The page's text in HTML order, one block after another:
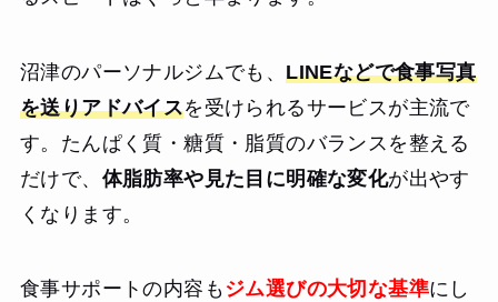
沼津のパーソナルジムでも、LINEなどで食事写真
を送りアドバイスを受けられるサービスが主流で
す。たんぱく質・糖質・脂質のバランスを整える
だけで、 体脂肪率や見た目に明確な変化が出やす
くなります。
食事サポートの内容も ジム選びの大切な基準にし